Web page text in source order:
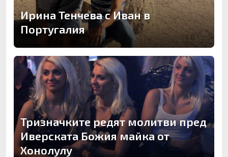
Ирина Тенчева с Иван в
Португалия
Тризначките редят молитви пред
Иверската Божия майка от
Хонолулу